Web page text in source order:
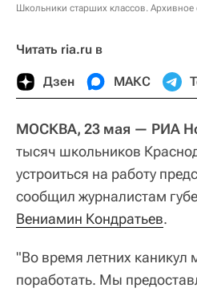
Школьники старших классов. Архивное
Читать ria.ru в
Дзен МАКС
МОСКВА, 23 мая — РИА
тысяч школьников
устроиться на работу
сообщил журналистам
Вениамин Кондратьев.
"Во время летних каникул
поработать. Мы